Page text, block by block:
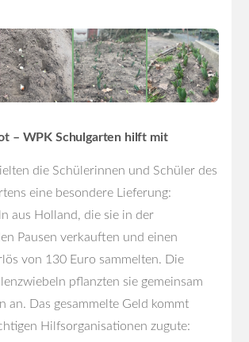
– WPK Schulgarten hilft mit
die Schülerinnen und Schüler des
eine besondere Lieferung:
aus Holland, die sie in der
Pausen verkauften und einen
von 130 Euro sammelten. Die
pflanzten sie gemeinsam
an. Das gesammelte Geld kommt
Hilfsorganisationen zugute: